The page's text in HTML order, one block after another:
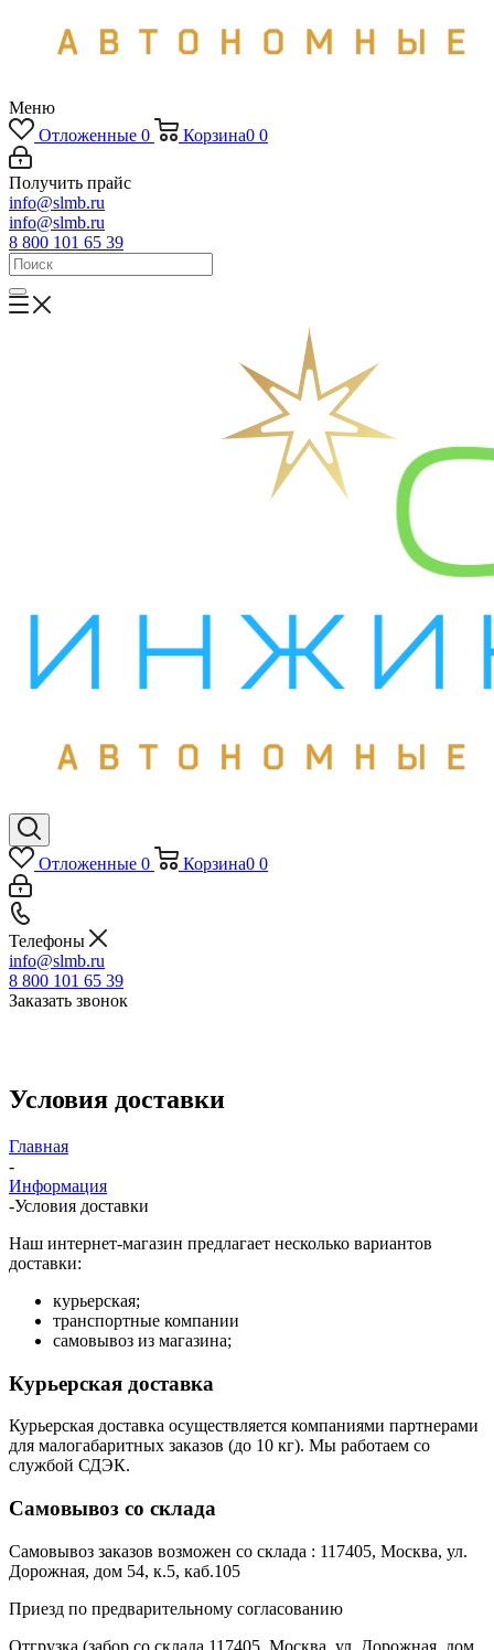
Меню
Отложенные 0 Корзина0 0
Получить прайс
info@slmb.ru
info@slmb.ru
8 800 101 65 39
Отложенные 0 Корзина0 0
Телефоны
info@slmb.ru
8 800 101 65 39
Заказать звонок
Условия доставки
Главная
-
Информация
-Условия доставки
Наш интернет-магазин предлагает несколько вариантов
доставки:
курьерская;
транспортные компании
самовывоз из магазина;
Курьерская доставка
Курьерская доставка осуществляется компаниями партнерами
для малогабаритных заказов (до 10 кг). Мы работаем со
службой СДЭК.
Самовывоз со склада
Самовывоз заказов возможен со склада : 117405, Москва, ул.
Дорожная, дом 54, к.5, каб.105
Приезд по предварительному согласованию
Отгрузка (забор со склада 117405, Москва, ул. Дорожная, дом